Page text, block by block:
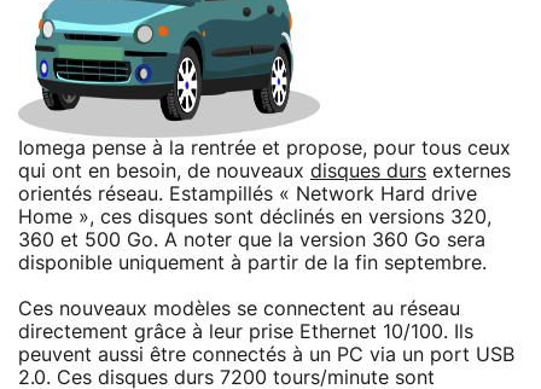
Iomega pense à la rentrée et propose, pour tous ceux
qui ont en besoin, de nouveaux disques durs externes
orientés réseau. Estampillés « Network Hard drive
Home », ces disques sont déclinés en versions 320,
360 et 500 Go. A noter que la version 360 Go sera
disponible uniquement à partir de la fin septembre.
Ces nouveaux modèles se connectent au réseau
directement grâce à leur prise Ethernet 10/100. Ils
peuvent aussi être connectés à un PC via un port USB
2.0. Ces disques durs 7200 tours/minute sont